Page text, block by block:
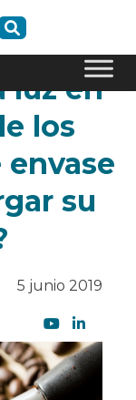
luz en
los
su
5 junio 2019